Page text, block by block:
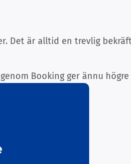
Det är alltid en trevlig
Booking ger ännu